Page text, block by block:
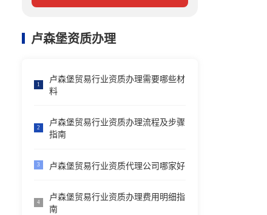
卢森堡资质办理
1
卢森堡贸易行业资质办理需要哪些材
料
2
卢森堡贸易行业资质办理流程及步骤
指南
3 卢森堡贸易行业资质代理公司哪家好
4
卢森堡贸易行业资质办理费用明细指
南